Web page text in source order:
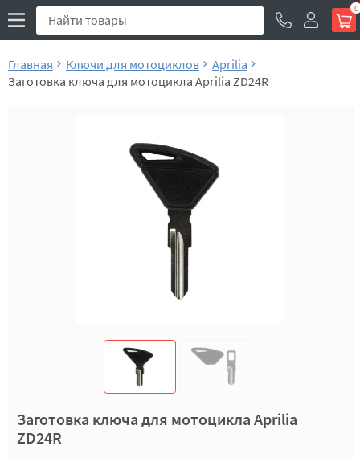
0
Главная Ключи для мотоциклов
Aprilia
Заготовка ключа для мотоцикла Aprilia ZD24R
Заготовка ключа для мотоцикла Aprilia
ZD24R